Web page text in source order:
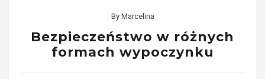
By Marcelina
Bezpieczeństwo w różnych
formach wypoczynku